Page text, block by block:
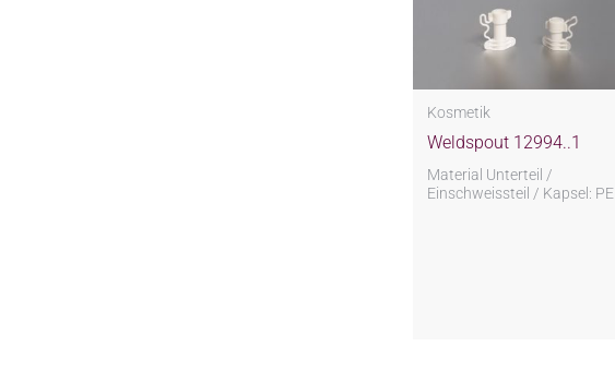
Kosmetik
Weldspout 12994..1
Material Unterteil /
Einschweissteil / Kapsel: PE